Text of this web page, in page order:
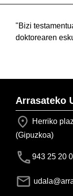
"Bizi
doktorearen
Arrasateko
Herriko
(Gipuzkoa)
943 25 20